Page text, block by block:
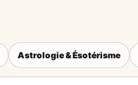
Astrologie & Ésotérisme